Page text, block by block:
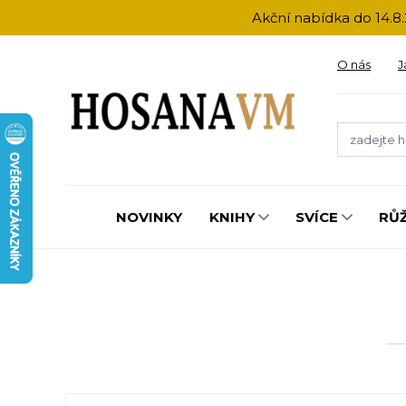
Akční nabídka do
O nás
NOVINKY KNIHY SVÍCE